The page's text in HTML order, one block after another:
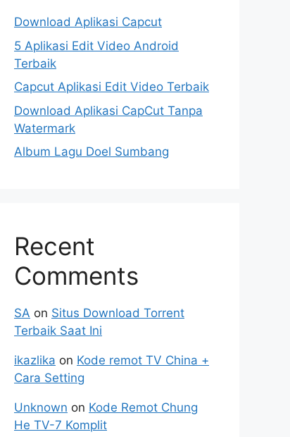
Download Aplikasi Capcut
5 Aplikasi Edit Video Android
Terbaik
Capcut Aplikasi Edit Video Terbaik
Download Aplikasi CapCut Tanpa
Watermark
Album Lagu Doel Sumbang
Recent
Comments
SA on Situs Download Torrent
Terbaik Saat Ini
ikazlika on Kode remot TV China +
Cara Setting
Unknown on Kode Remot Chung
He TV-7 Komplit